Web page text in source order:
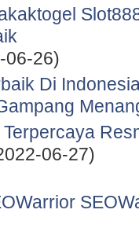
06-26)
Di
06-27)